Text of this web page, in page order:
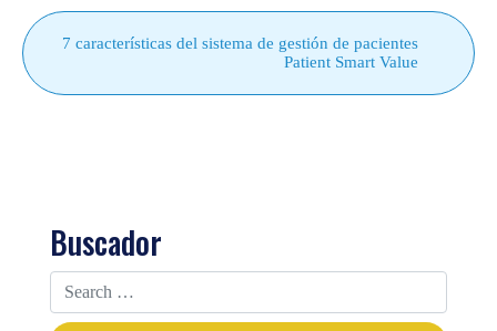
7 características del sistema de gestión de pacientes
Patient Smart Value
Buscador